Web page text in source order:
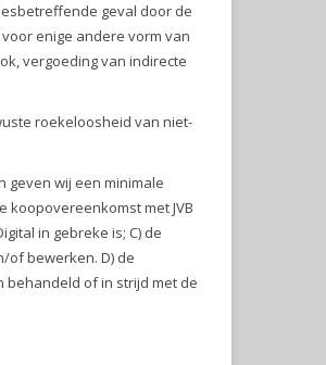
geval door de
enige andere vorm van
vergoeding van indirecte
roekeloosheid van niet-
geven wij een minimale
koopovereenkomst met JVB
in gebreke is; C) de
bewerken. D) de
of in strijd met de